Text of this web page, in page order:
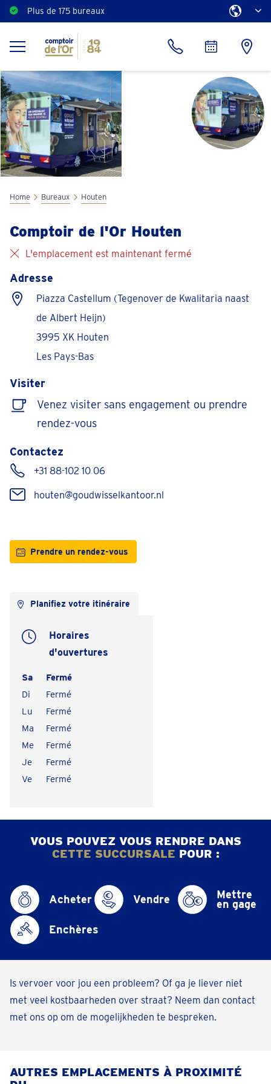
Plus de 175 bureaux
Home Bureaux Houten
Comptoir de l'Or Houten
L'emplacement est maintenant fermé
Adresse
Piazza Castellum (Tegenover de Kwalitaria naast
de Albert Heijn)
3995 XK Houten
Les Pays-Bas
Visiter
Venez visiter sans engagement ou prendre
rendez-vous
Contactez
+31 88-102 10 06
houten@goudwisselkantoor.nl
Prendre un rendez-vous
Planifiez votre itinéraire
Horaires
d'ouvertures
Sa
Fermé
Di
Fermé
Lu
Fermé
Ma
Fermé
Me
Fermé
Je
Fermé
Ve
Fermé
VOUS POUVEZ VOUS RENDRE DANS
CETTE SUCCURSALE POUR :
Acheter Vendre Mettre
en gage
Enchères
Is vervoer voor jou een probleem? Of ga je liever niet
met veel kostbaarheden over straat? Neem dan contact
met ons op om de mogelijkheden te bespreken.
AUTRES EMPLACEMENTS À PROXIMITÉ